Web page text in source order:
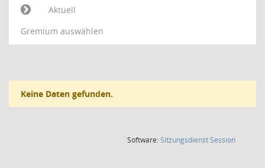
Aktuell
Gremium auswählen
Keine Daten gefunden.
Software:SitzungsdienstSession(Wird in